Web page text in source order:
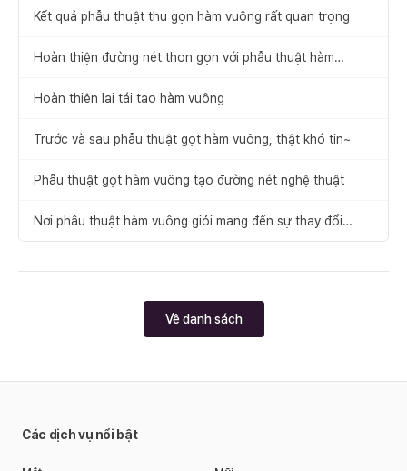
Kết quả phẫu thuật thu gọn hàm vuông rất quan trọng
Hoàn thiện đường nét thon gọn với phẫu thuật hàm
Hoàn thiện lại tái tạo hàm vuông
Trước và sau phẫu thuật gọt hàm vuông, thật khó tin~
Phẫu thuật gọt hàm vuông tạo đường nét nghệ thuật
Nơi phẫu thuật hàm vuông giỏi mang đến sự thay đổi
đáng kinh ngạc
Về danh sách
Các dịch vụ nổi bật